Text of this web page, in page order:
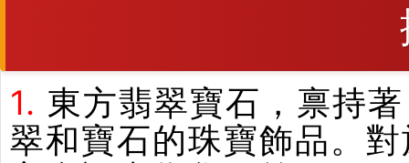
1. 東方翡翠寶石，禀持
翠和寶石的珠寶飾品。